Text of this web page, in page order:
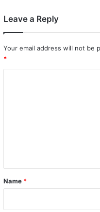
Leave a Reply
Your email address will not be
*
*
Name *